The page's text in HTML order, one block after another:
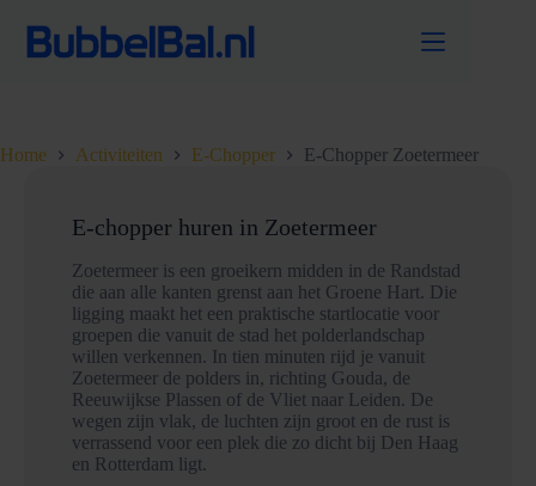
naar
Home Activiteiten E-Chopper E-Chopper Zoetermeer
E-chopper huren in Zoetermeer
Zoetermeer is een groeikern midden in de Randstad
die aan alle kanten grenst aan het Groene Hart. Die
ligging maakt het een praktische startlocatie voor
groepen die vanuit de stad het polderlandschap
willen verkennen. In tien minuten rijd je vanuit
Zoetermeer de polders in, richting Gouda, de
Reeuwijkse Plassen of de Vliet naar Leiden. De
wegen zijn vlak, de luchten zijn groot en de rust is
verrassend voor een plek die zo dicht bij Den Haag
en Rotterdam ligt.